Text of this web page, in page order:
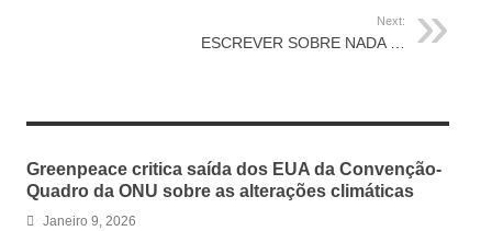
Next:
ESCREVER SOBRE NADA …
Greenpeace critica saída dos EUA da Convenção-
Quadro da ONU sobre as alterações climáticas
Janeiro 9, 2026